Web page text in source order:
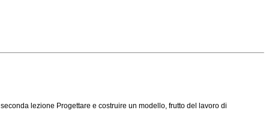
lezione Progettare e costruire un modello, frutto del lavoro di